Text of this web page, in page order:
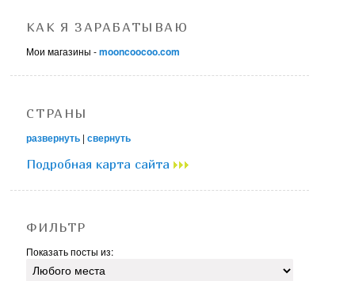
КАК Я ЗАРАБАТЫВАЮ
Мои магазины -mooncoocoo.com
СТРАНЫ
развернуть |свернуть
Подробная карта сайта
ФИЛЬТР
Показать посты из: